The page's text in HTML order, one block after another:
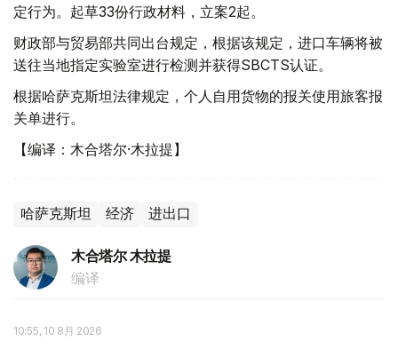
定行为。起草33份行政材料，立案2起。
财政部与贸易部共同出台规定，根据该规定，进口车辆将被
送往当地指定实验室进行检测并获得SBCTS认证。
根据哈萨克斯坦法律规定，个人自用货物的报关使用旅客报
关单进行。
【编译：木合塔尔·木拉提】
哈萨克斯坦 经济 进出口
木合塔尔 木拉提
编译
10:55, 10 8月 2026